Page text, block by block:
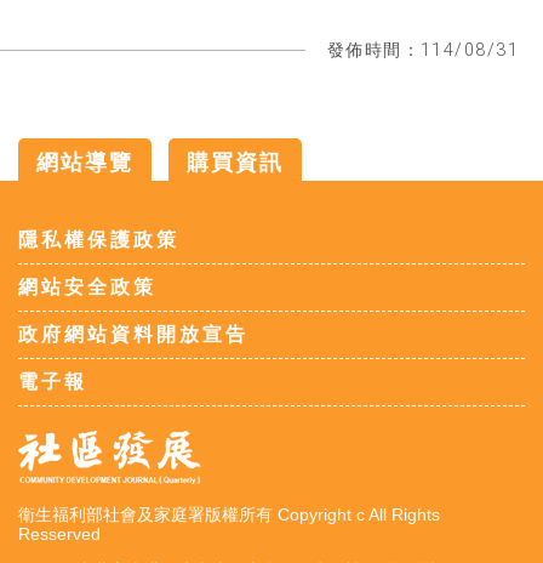
發佈時間：114/08/31
網站導覽
購買資訊
隱私權保護政策
網站安全政策
政府網站資料開放宣告
電子報
衛生福利部社會及家庭署版權所有 Copyright c All Rights
Resserved